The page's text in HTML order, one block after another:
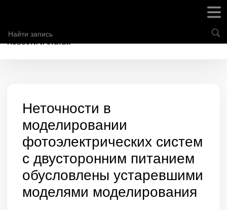
Новости и статьи
Неточности в
моделировании
фотоэлектрических систем
с двусторонним питанием
обусловлены устаревшими
моделями моделирования